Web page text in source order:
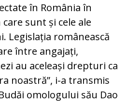
în România în
sunt și cele ale
Legislația românească
între angajați,
au aceleași drepturi ca
noastră”, i-a transmis
omologului său Dao